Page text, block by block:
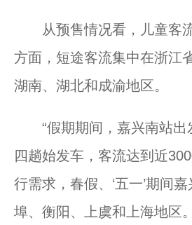
从预售情况看，儿童客流
方面，短途客流集中在浙江
湖南、湖北和成渝地区。
“假期期间，嘉兴南站出
四趟始发车，客流达到近
行需求，春假、‘五一’期间
埠、衡阳、上虞和上海地区